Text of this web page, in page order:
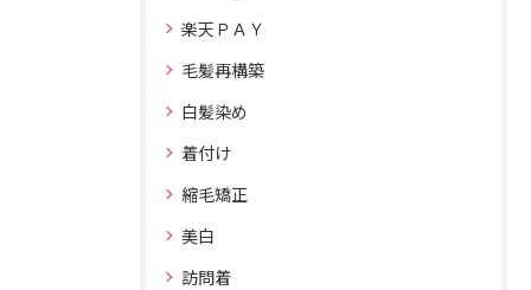
楽天ＰＡＹ
毛髪再構築
白髪染め
着付け
縮毛矯正
美白
訪問着